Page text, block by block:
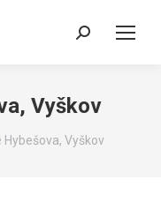
Search:
Vyškov
Hybešova, Vyškov